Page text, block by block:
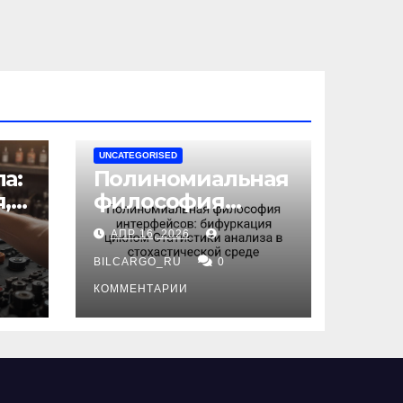
UNCATEGORISED
Полиномиальная
философия
интерфейсов:
бифуркация
циклом
Статистики
анализа в
среде
АПР 16, 2026
BILCARGO_RU 0
КОММЕНТАРИИ